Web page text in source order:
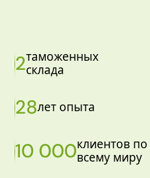
2таможенных
склада
28лет опыта
10 000клиентов по
всему миру